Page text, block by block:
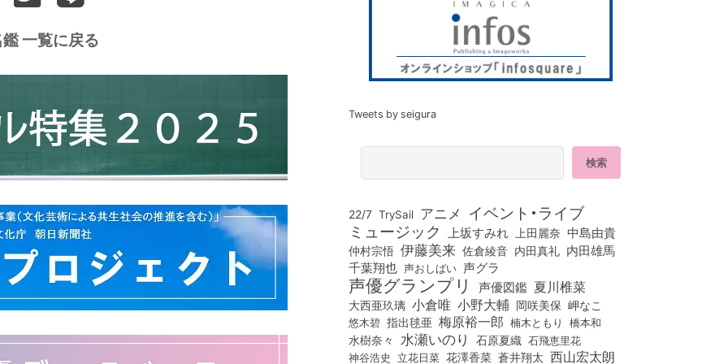
一覧に戻る
Tweets by seigura
22/7 TrySail アニメ イベント・ライブ
ミュージック 上坂すみれ 上田麗奈 中島由貴
仲村宗悟 伊藤美来 佐倉綾音 内田真礼 内田雄馬
千葉翔也 声おしばい 声グラ
声優グランプリ 声優図鑑 夏川椎菜
大西亜玖璃 小倉唯 小野大輔 岡咲美保 岬なこ
悠木碧 指出毬亜 梅原裕一郎 楠木ともり 橋本和
水樹奈々 水瀬いのり 石原夏織 石飛恵里花
神谷浩史 立花日菜 花澤香菜 蒼井翔太 西山宏太朗